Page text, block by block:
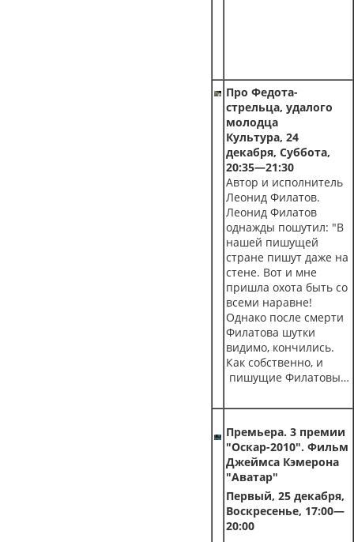
Про Федота-
стрельца, удалого
молодца
Культура, 24
декабря, Суббота,
20:35—21:30
Автор и исполнитель
Леонид Филатов.
Леонид Филатов
однажды пошутил: "В
нашей пишущей
стране пишут даже на
стене. Вот и мне
пришла охота быть со
всеми наравне!
Однако после смерти
Филатова шутки
видимо, кончились.
Как собственно, и
пишущие Филатовы…
Премьера. 3 премии
"Оскар-2010". Фильм
Джеймса Кэмерона
"Аватар"
Первый, 25 декабря,
Воскресенье, 17:00—
20:00